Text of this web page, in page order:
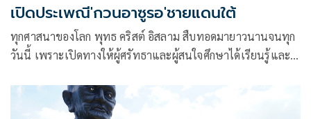
เปิดประเพณี'กวนอาซูรอ'ชายแดนใต้
ทุกศาสนาของโลก พุทธ คริสต์ อิสลาม สืบทอดมายาวนานจนทุก
วันนี้ เพราะเปิดทางให้ผู้ศรัทธาและผู้สนใจศึกษาได้เรียนรู้และ
เข้มแข็ง ศาสนาอิสลามในคัมภีร์อัลกุลอารหลักคำสอนให้คำนึงถึง
การแบ่งปัน โดยมีการส่งต่อวัฒนธรรมทางศาสนา